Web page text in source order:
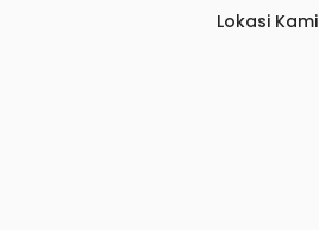
Lokasi Kami